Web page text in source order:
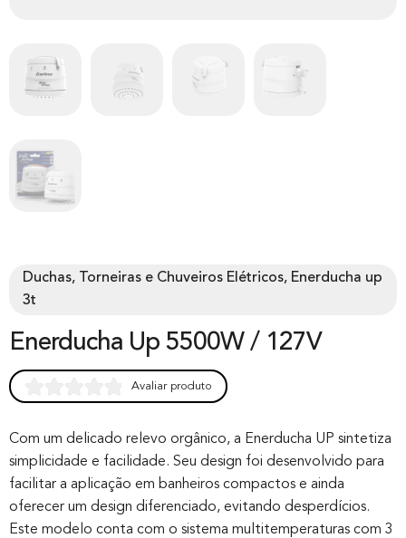
Duchas, Torneiras e Chuveiros Elétricos, Enerducha up
3t
Enerducha Up 5500W / 127V
out of 0
based on
customer
rating
Avaliar produto
Com um delicado relevo orgânico, a Enerducha UP sintetiza
simplicidade e facilidade. Seu design foi desenvolvido para
facilitar a aplicação em banheiros compactos e ainda
oferecer um design diferenciado, evitando desperdícios.
Este modelo conta com o sistema multitemperaturas com 3